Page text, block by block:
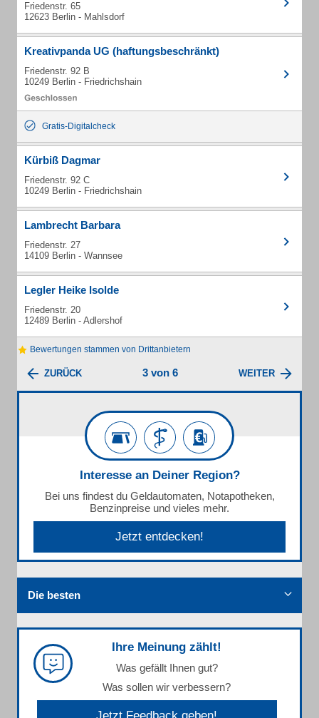
Friedenstr. 65
12623 Berlin - Mahlsdorf
Kreativpanda UG (haftungsbeschränkt)
Friedenstr. 92 B
10249 Berlin - Friedrichshain
Gratis-Digitalcheck
Kürbiß Dagmar
Friedenstr. 92 C
10249 Berlin - Friedrichshain
Lambrecht Barbara
Friedenstr. 27
14109 Berlin - Wannsee
Legler Heike Isolde
Friedenstr. 20
12489 Berlin - Adlershof
Bewertungen stammen von Drittanbietern
ZURÜCK 3 von 6 WEITER
Interesse an Deiner Region?
Bei uns findest du Geldautomaten, Notapotheken,
Benzinpreise und vieles mehr.
Jetzt entdecken!
Die besten
Ihre Meinung zählt!
Was gefällt Ihnen gut?
Was sollen wir verbessern?